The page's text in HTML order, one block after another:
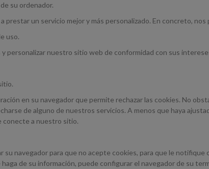
su ordenador.
prestar un servicio mejor y más personalizado. En concreto, nos
uso.
personalizar nuestro sitio web de conformidad con sus
en su navegador que permite rechazar las cookies. No
de alguno de nuestros servicios. A menos que haya
conecte a nuestro sitio.
su navegador para que no acepte cookies, para que le notifique
de su información, puede configurar el navegador de su